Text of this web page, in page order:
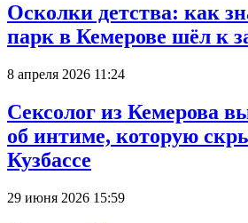
Осколки детства: как
парк в Кемерове шёл к
8 апреля 2026 11:24
Сексолог из Кемерова
об интиме, которую
Кузбассе
29 июня 2026 15:59